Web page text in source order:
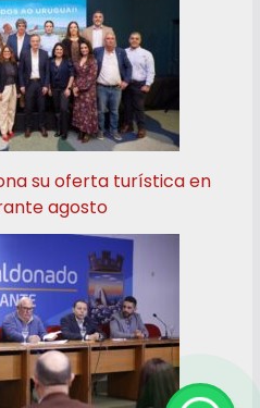
su oferta turística en
agosto